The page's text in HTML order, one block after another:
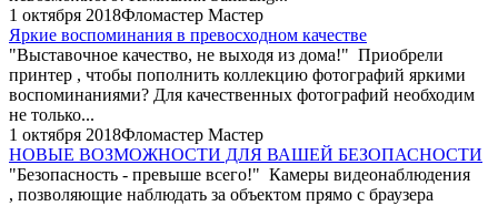
1 октября 2018Фломастер Мастер
Яркие воспоминания в превосходном качестве
"Выставочное качество, не выходя из дома!" Приобрели
принтер , чтобы пополнить коллекцию фотографий яркими
воспоминаниями? Для качественных фотографий необходим
не только...
1 октября 2018Фломастер Мастер
НОВЫЕ ВОЗМОЖНОСТИ ДЛЯ ВАШЕЙ БЕЗОПАСНОСТИ
"Безопасность - превыше всего!" Камеры видеонаблюдения
, позволяющие наблюдать за объектом прямо с браузера